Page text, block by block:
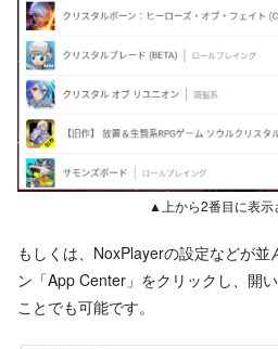
▲上から2番目に表示
もしくは、NoxPlayerの設定などが
ン「App Center」をクリックし、開
ことでも可能です。